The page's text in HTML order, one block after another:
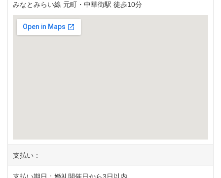
みなとみらい線 元町・中華街駅 徒歩10分
支払い：